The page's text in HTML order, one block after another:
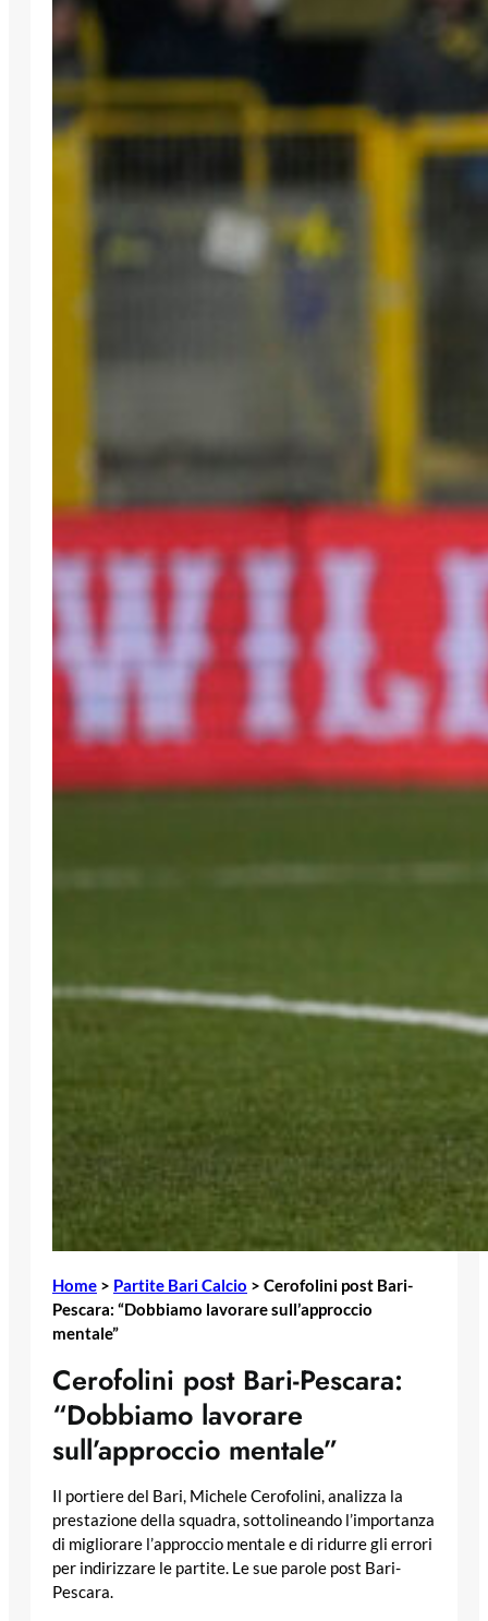
Home > Partite Bari Calcio > Cerofolini post Bari-
Pescara: “Dobbiamo lavorare sull’approccio
mentale”
Cerofolini post Bari-Pescara:
“Dobbiamo lavorare
sull’approccio mentale”
Il portiere del Bari, Michele Cerofolini, analizza la
prestazione della squadra, sottolineando l’importanza
di migliorare l’approccio mentale e di ridurre gli errori
per indirizzare le partite. Le sue parole post Bari-
Pescara.